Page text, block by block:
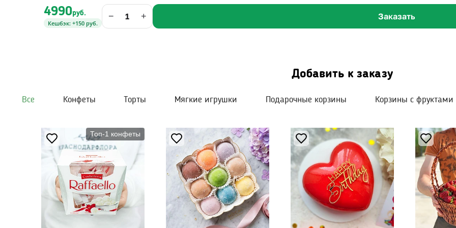
4990руб.
Кешбэк: +150 руб.
− + Заказать
Добавить к заказу
Все Конфеты Торты Мягкие игрушки Подарочные корзины Корзины с фруктами
Топ-1 конфеты